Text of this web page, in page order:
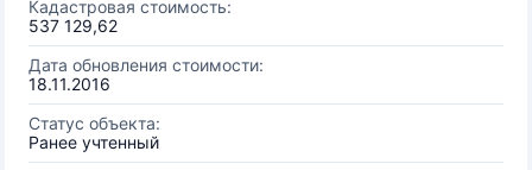
Кадастровая стоимость:
537 129,62
Дата обновления стоимости:
18.11.2016
Статус объекта:
Ранее учтенный